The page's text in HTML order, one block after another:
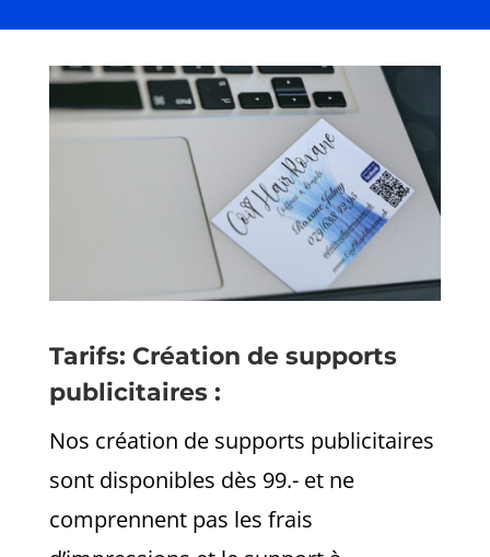
Tarifs: Création de supports
publicitaires :
Nos création de supports publicitaires
sont disponibles dès 99.- et ne
comprennent pas les frais